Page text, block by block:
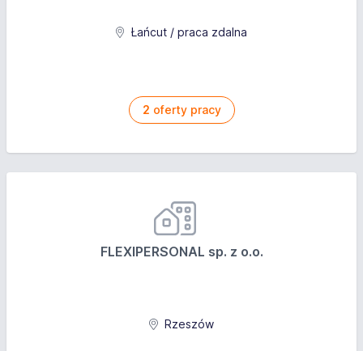
Łańcut / praca zdalna
2 oferty pracy
FLEXIPERSONAL sp. z o.o.
Rzeszów